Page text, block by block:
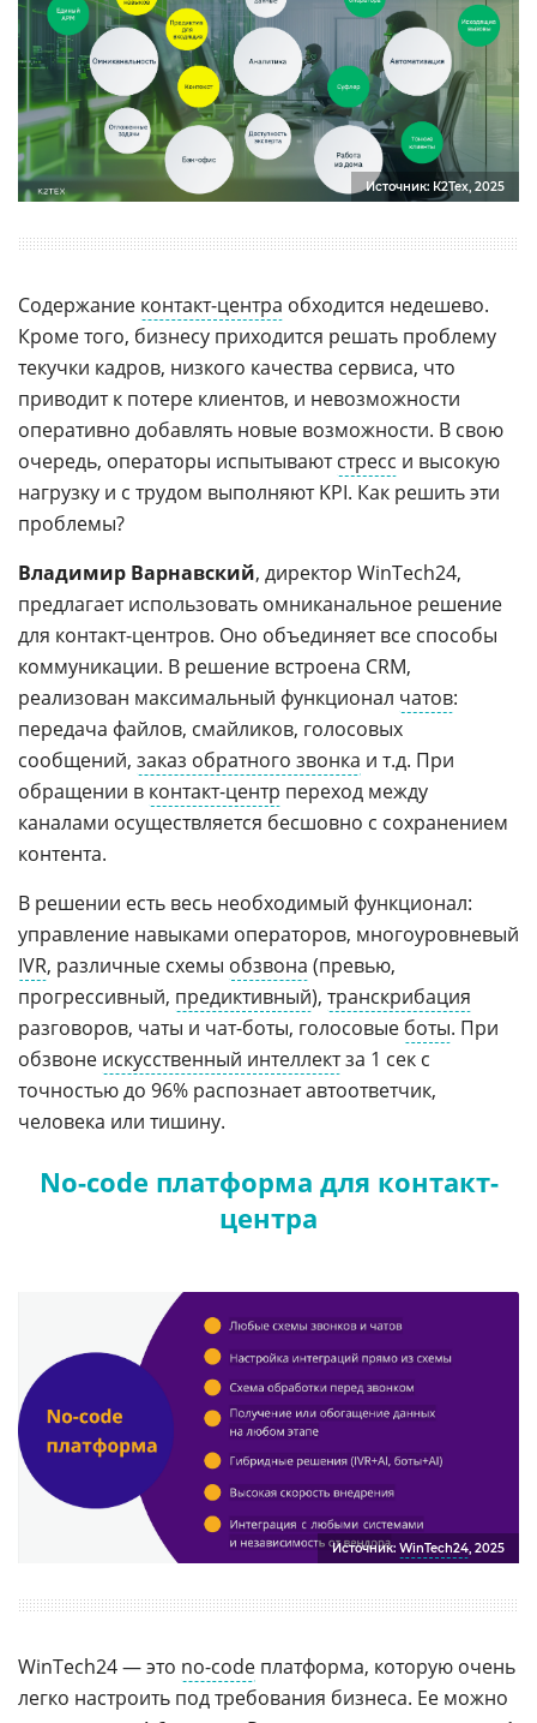
Источник: К2Тех, 2025
Содержание контакт-центра обходится недешево.
Кроме того, бизнесу приходится решать проблему
текучки кадров, низкого качества сервиса, что
приводит к потере клиентов, и невозможности
оперативно добавлять новые возможности. В свою
очередь, операторы испытываютстресс и высокую
нагрузку и с трудом выполняют KPI. Как решить эти
проблемы?
Владимир Варнавский, директор WinTech24,
предлагает использовать омниканальное решение
для контакт-центров. Оно объединяет все способы
коммуникации. В решение встроена CRM,
реализован максимальный функционал чатов:
передача файлов, смайликов, голосовых
сообщений, заказ обратного звонка и т.д. При
обращении в контакт-центр переход между
каналами осуществляется бесшовно с сохранением
контента.
В решении есть весь необходимый функционал:
управление навыками операторов, многоуровневый
IVR, различные схемы обзвона (превью,
прогрессивный, предиктивный), транскрибация
разговоров, чаты и чат-боты, голосовые боты. При
обзвоне искусственный интеллектза 1 сек с
точностью до 96% распознает автоответчик,
человека или тишину.
No-code платформа для контакт-
центра
Источник: WinTech24, 2025
WinTech24 — это no-code платформа, которую очень
легко настроить под требования бизнеса. Ее можно